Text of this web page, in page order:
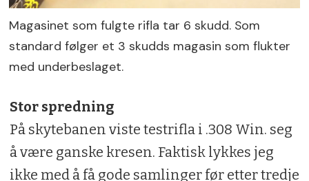
Magasinet som fulgte rifla tar 6 skudd. Som
standard følger et 3 skudds magasin som flukter
med underbeslaget.
Stor spredning
På skytebanen viste testrifla i .308 Win. seg
å være ganske kresen. Faktisk lykkes jeg
ikke med å få gode samlinger før etter tredje